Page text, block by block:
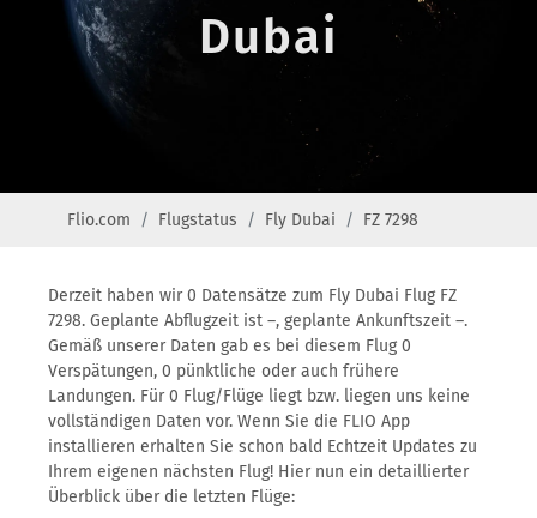
Dubai
Flio.com Flugstatus Fly Dubai FZ 7298
Derzeit haben wir 0 Datensätze zum Fly Dubai Flug FZ
7298. Geplante Abflugzeit ist –, geplante Ankunftszeit –.
Gemäß unserer Daten gab es bei diesem Flug 0
Verspätungen, 0 pünktliche oder auch frühere
Landungen. Für 0 Flug/Flüge liegt bzw. liegen uns keine
vollständigen Daten vor. Wenn Sie die FLIO App
installieren erhalten Sie schon bald Echtzeit Updates zu
Ihrem eigenen nächsten Flug! Hier nun ein detaillierter
Überblick über die letzten Flüge: